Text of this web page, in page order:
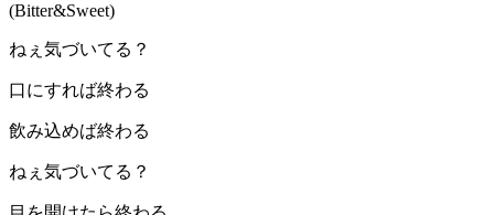
(Bitter&Sweet)
ねぇ気づいてる？
口にすれば終わる
飲み込めば終わる
ねぇ気づいてる？